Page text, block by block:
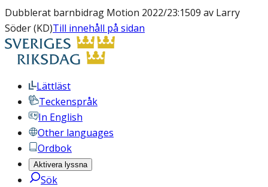
Dubblerat barnbidrag Motion 2022/23:1509 av Larry
Söder (KD)Till innehåll på sidan
Lättläst
Teckenspråk
In English
Other languages
Ordbok
Aktivera lyssna
Sök